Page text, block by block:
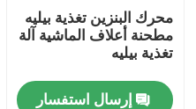
محرك البنزين تغذية بيليه
مطحنة أعلاف الماشية آلة
تغذية بيليه
إرسال استفسار